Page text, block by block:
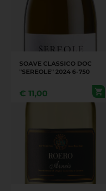
SOAVE CLASSICO DOC
"SEREOLE" 2024 6-750
€ 11,00